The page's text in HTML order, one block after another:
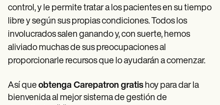
control, y le permite tratar a los pacientes en su tiempo
libre y según sus propias condiciones. Todos los
involucrados salen ganando y, con suerte, hemos
aliviado muchas de sus preocupaciones al
proporcionarle recursos que lo ayudarán a comenzar.
Así queobtenga Carepatron gratis hoy para dar la
bienvenida al mejor sistema de gestión de